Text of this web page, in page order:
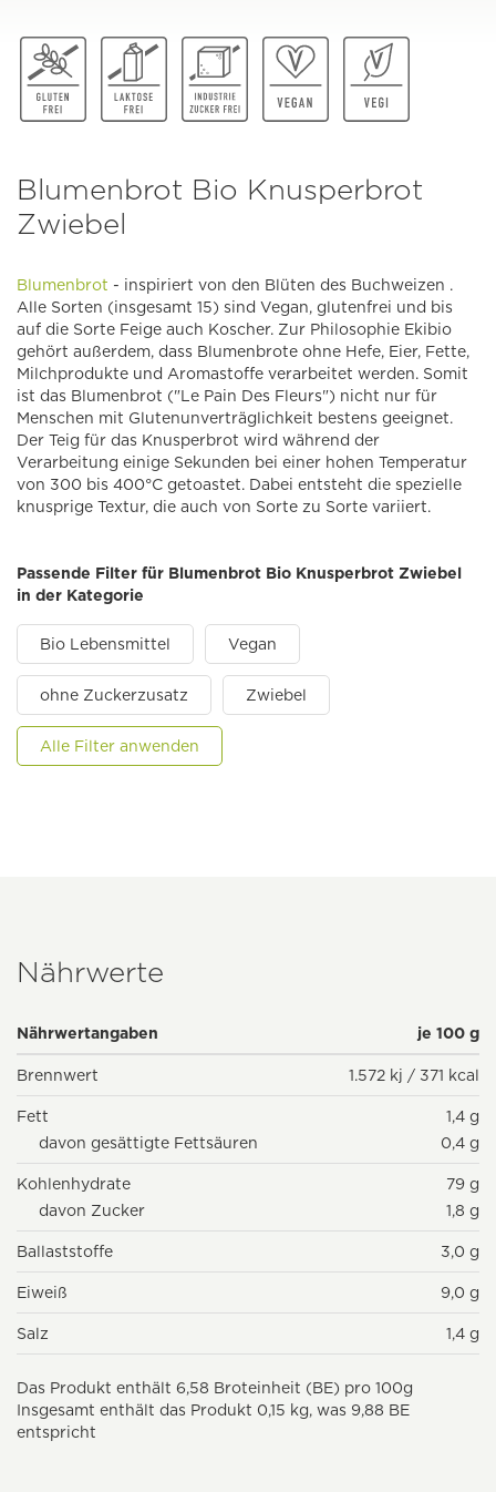
Blumenbrot Bio Knusperbrot
Zwiebel
Blumenbrot - inspiriert von den Blüten des Buchweizen .
Alle Sorten (insgesamt 15) sind Vegan, glutenfrei und bis
auf die Sorte Feige auch Koscher. Zur Philosophie Ekibio
gehört außerdem, dass Blumenbrote ohne Hefe, Eier, Fette,
Milchprodukte und Aromastoffe verarbeitet werden. Somit
ist das Blumenbrot ("Le Pain Des Fleurs") nicht nur für
Menschen mit Glutenunverträglichkeit bestens geeignet.
Der Teig für das Knusperbrot wird während der
Verarbeitung einige Sekunden bei einer hohen Temperatur
von 300 bis 400°C getoastet. Dabei entsteht die spezielle
knusprige Textur, die auch von Sorte zu Sorte variiert.
Passende Filter für Blumenbrot Bio Knusperbrot Zwiebel
in der Kategorie
Bio Lebensmittel Vegan
ohne Zuckerzusatz Zwiebel
Alle Filter anwenden
Nährwerte
Nährwertangaben je 100 g
Brennwert 1.572 kj / 371 kcal
Fett
1,4 g
davon gesättigte Fettsäuren
0,4 g
Kohlenhydrate
79 g
davon Zucker
1,8 g
Ballaststoffe 3,0 g
Eiweiß 9,0 g
Salz 1,4 g
Das Produkt enthält 6,58 Broteinheit (BE) pro 100g
Insgesamt enthält das Produkt 0,15 kg, was 9,88 BE
entspricht